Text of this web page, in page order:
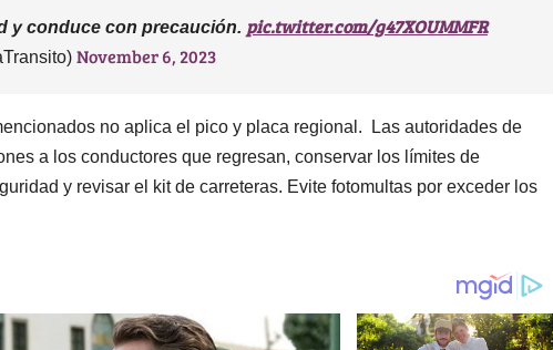
y conduce con precaución. pic.twitter.com/g47XOUMMFR
November 6, 2023
no aplica el pico y placa regional. Las autoridades de
a los conductores que regresan, conservar los límites de
y revisar el kit de carreteras. Evite fotomultas por exceder los